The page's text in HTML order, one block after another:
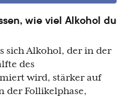
wie viel Alkohol du
sich Alkohol, der in der
des
wird, stärker auf
der Follikelphase,